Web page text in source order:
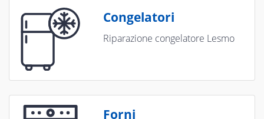
Congelatori
Riparazione congelatore Lesmo
Forni